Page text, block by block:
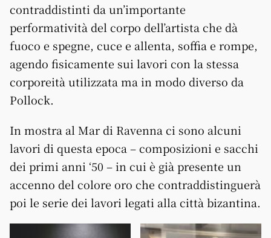
contraddistinti da un’importante
performatività del corpo dell’artista che dà
fuoco e spegne, cuce e allenta, soffia e rompe,
agendo fisicamente sui lavori con la stessa
corporeità utilizzata ma in modo diverso da
Pollock.
In mostra al Mar di Ravenna ci sono alcuni
lavori di questa epoca – composizioni e sacchi
dei primi anni ‘50 – in cui è già presente un
accenno del colore oro che contraddistinguerà
poi le serie dei lavori legati alla città bizantina.